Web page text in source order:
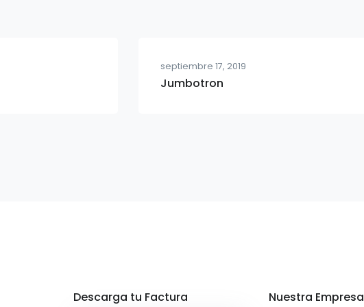
septiembre 17, 2019
Jumbotron
Descarga tu Factura Nuestra Empresa